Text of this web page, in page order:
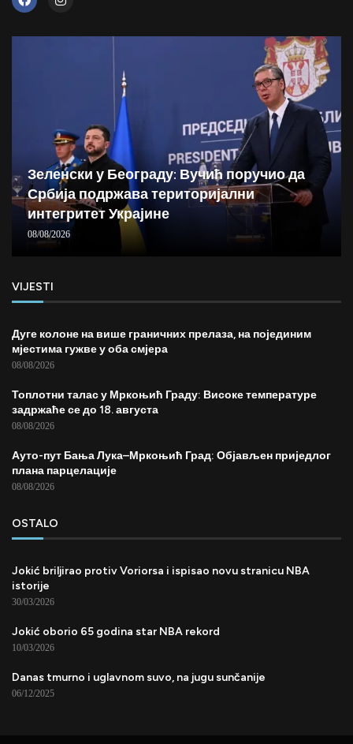
Зеленски у Београду: Вучић поручио да
Србија подржава територијални
интегритет Украјине
08/08/2026
VIJESTI
Дуге колоне на више граничних прелаза, на појединим
мјестима гужве у оба смјера
08/08/2026
Топлотни талас у Мркоњић Граду: Високе температуре
задржаће се до 18. августа
08/08/2026
Ауто-пут Бања Лука–Мркоњић Град: Објављен приједлог
плана парцелације
08/08/2026
OSTALO
Jokić briljirao protiv Voriorsa i ispisao novu stranicu NBA
istorije
30/03/2026
Jokić oborio 65 godina star NBA rekord
10/03/2026
Danas tmurno i uglavnom suvo, na jugu sunčanije
06/12/2025